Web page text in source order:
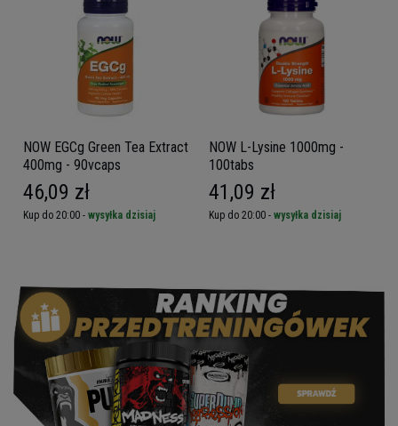
NOW EGCg Green Tea Extract
400mg - 90vcaps
46,09 zł
Kup do 20:00 - wysyłka dzisiaj
NOW L-Lysine 1000mg -
100tabs
41,09 zł
Kup do 20:00 - wysyłka dzisiaj